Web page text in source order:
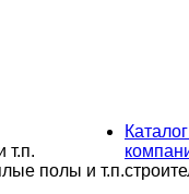
т.п.
полы и т.п.